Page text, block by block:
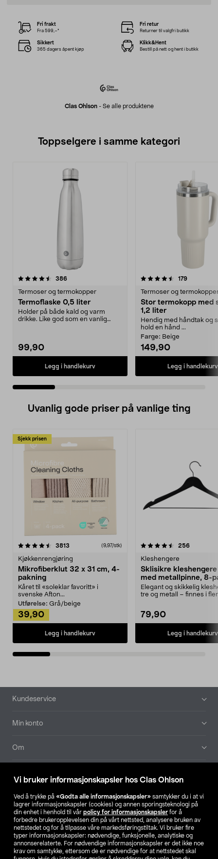
Vi bruker informasjonskapsler hos Clas Ohlson
Ved å trykke på «Godta alle informasjonskapsler» samtykker du i at vi
lagrer informasjonskapsler (cookies) og annen sporingsteknologi på
din enhet i henhold til vår policy for informasjonskapsler for å
forbedre brukeropplevelsen din på vårt nettsted, analysere bruken av
nettstedet og for å tilpasse våre markedsføringstiltak. Vi bruker fire
typer informasjonskapsler: nødvendige, funksjonelle, analytiske og
annonserelaterte. For nødvendige informasjonskapsler er det ikke noe
krav om samtykke, ettersom de er nødvendige for at nettstedet skal
Clas Ohlson- Se alle produktene
Fri frakt
Fra 599,–*
Fri retur
Returner til valgfri butikk
Sikkert
365 dagers åpent kjøp
Klikk&Hent
Bestill på nett og hent i butikk
Toppselgere i samme kategori
386anmeldelser
Termoser og termokopper
Termoflaske 0,5 liter
Holder på både kald og varm
drikke. Like god som en vanlig
99,90
Legg i handlekurv
4.5 av 5 stjerner 179
Termoser og
Stor termokopp med
1,2 liter
Hendig med håndtak og
hold en hånd ...
Farge: Beige
149,90
Legg i handlekurv
5.0 av 5 stjerner
Uvanlig gode priser på vanlige ting
Sjekk prisen
3813 anmeldelser(9,97/stk)
Kjøkkenrengjøring
Mikrofiberklut 32 x 31 cm, 4-
pakning
Kåret til «soleklar favoritt» i
svenske Afton...
Utførelse: Grå/beige
39,90
Legg i handlekurv
4.5av 5 stjerner 256
Kleshengere
Sklisikre
med metallpinne, 8-
Elegant og skikkelig
tre og metall – finnes i
79,90
Legg i handlekurv
4.5av 5 stjerner
Bunntekst
Kundeservice
Min konto
Om
Våre selskaper
Finn din butikk
SE NO FI